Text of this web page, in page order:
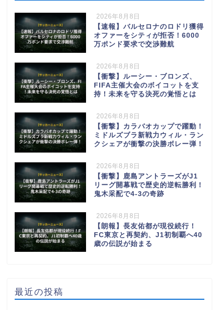
2026年8月8日
【速報】バルセロナのロドリ獲得
オファーをシティが拒否！6000
万ポンド要求で交渉難航
2026年8月8日
【衝撃】ルーシー・ブロンズ、
FIFA主催大会のボイコットを支
持！未来を守る決死の覚悟とは
2026年8月8日
【衝撃】カラバオカップで躍動！
ミドルズブラ新戦力ウィル・ラン
クシェアが衝撃の決勝ボレー弾！
2026年8月8日
【衝撃】鹿島アントラーズがJ1
リーグ開幕戦で歴史的逆転勝利！
鬼木采配で4-3の奇跡
2026年8月8日
【朗報】長友佑都が現役続行！
FC東京と再契約、J1初制覇へ40
歳の伝説が始まる
最近の投稿